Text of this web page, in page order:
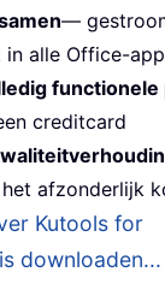
—
alle Office-
creditcard
afzonderlijk
Kutools for
downloaden...